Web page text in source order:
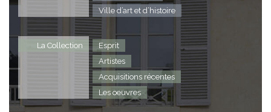
Ville d’art et d’histoire
La Collection
Esprit
Artistes
Acquisitions récentes
Les oeuvres